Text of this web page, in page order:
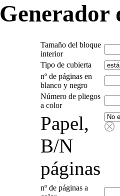
Generador
Tamaño del bloque
interior
Tipo de cubierta
nº de páginas en
blanco y negro
Número de pliegos
a color
Papel,
B/N
páginas
nº de páginas a